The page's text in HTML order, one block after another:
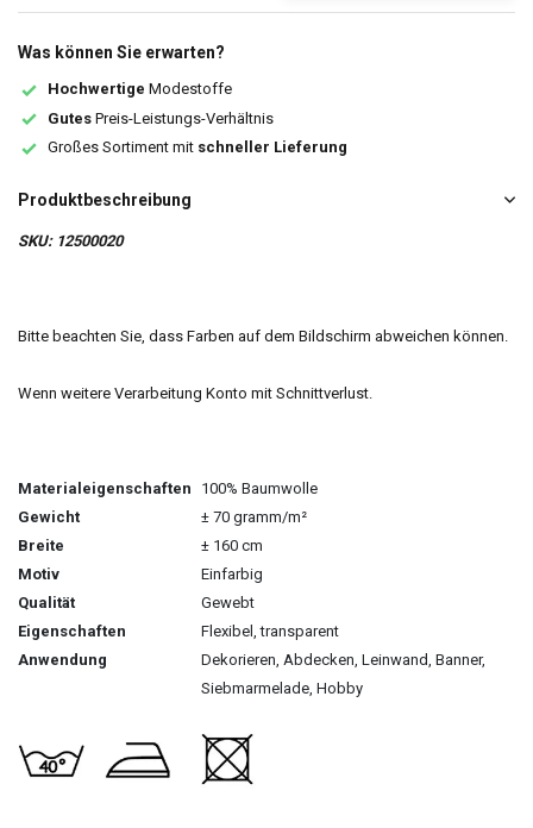
Was können Sie erwarten?
Hochwertige Modestoffe
Gutes Preis-Leistungs-Verhältnis
Großes Sortiment mit schneller Lieferung
Produktbeschreibung
SKU: 12500020
Bitte beachten Sie, dass Farben auf dem Bildschirm abweichen können.
Wenn weitere Verarbeitung Konto mit Schnittverlust.
Materialeigenschaften
100% Baumwolle
Gewicht
± 70 gramm/m²
Breite
± 160 cm
Motiv
Einfarbig
Qualität
Gewebt
Eigenschaften
Flexibel, transparent
Anwendung
Dekorieren, Abdecken, Leinwand, Banner,
Siebmarmelade, Hobby